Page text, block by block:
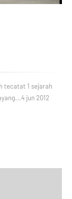
tecatat 1 sejarah
jun 2012